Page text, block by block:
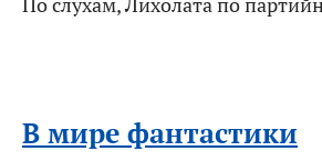
В мире фантастики